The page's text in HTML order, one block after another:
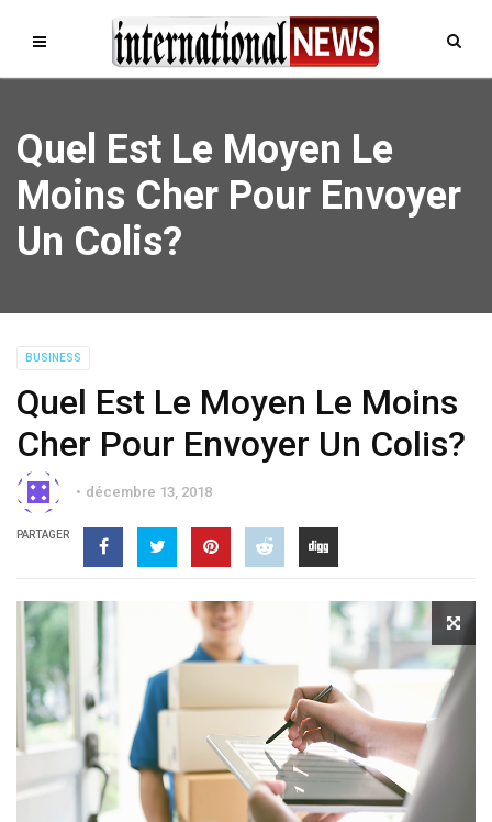
Quel Est Le Moyen Le
Moins Cher Pour Envoyer
Un Colis?
BUSINESS
Quel Est Le Moyen Le Moins
Cher Pour Envoyer Un Colis?
décembre 13, 2018
PARTAGER